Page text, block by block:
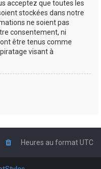
acceptez que toutes les
stockées dans notre
ne soient pas
consentement, ni
être tenus comme
visant à
Heures au formatUTC